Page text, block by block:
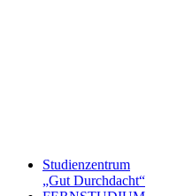
Studienzentrum
„Gut Durchdacht“